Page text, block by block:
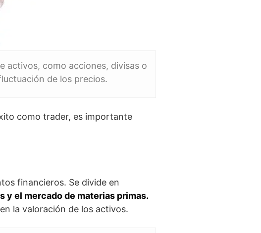
activos, como acciones, divisas o
de los precios.
como trader, es importante
financieros. Se divide en
y el mercado de materias primas.
la valoración de los activos.